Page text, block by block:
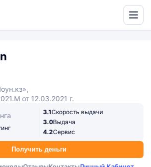
от 12.03.2021 г.
3.1Скорость выдачи
3.0Выдача
4.2Сервис
Получить деньги